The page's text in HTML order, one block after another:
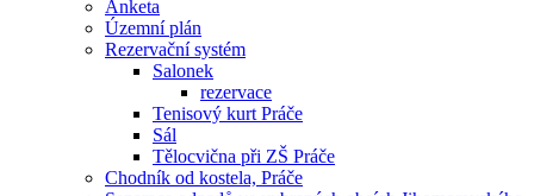
Anketa
Územní plán
Rezervační systém
Salonek
rezervace
Tenisový kurt Práče
Sál
Tělocvična při ZŠ Práče
Chodník od kostela, Práče